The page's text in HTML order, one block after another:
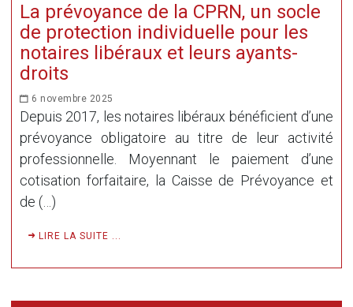
La prévoyance de la CPRN, un socle
de protection individuelle pour les
notaires libéraux et leurs ayants-
droits
6 novembre 2025
Depuis 2017, les notaires libéraux bénéficient d’une
prévoyance obligatoire au titre de leur activité
professionnelle. Moyennant le paiement d’une
cotisation forfaitaire, la Caisse de Prévoyance et
de (…)
LIRE LA SUITE ...